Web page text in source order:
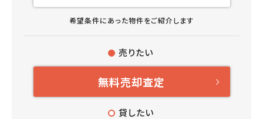
希望条件にあった物件をご紹介します
売りたい
無料売却査定
貸したい